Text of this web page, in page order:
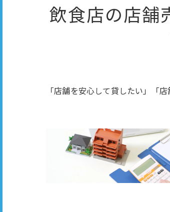
飲食店の店舗
「店舗を安心して貸したい」「